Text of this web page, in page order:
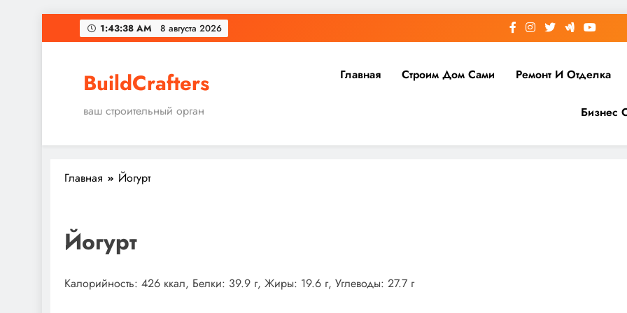
Перейти
к
1:43:39 AM 8 августа 2026
BuildCrafters
ваш строительный орган
Главная Строим Дом Сами Ремонт И Отделка
Бизнес
Главная Йогурт
Йогурт
Калорийность: 426 ккал, Белки: 39.9 г, Жиры: 19.6 г, Углеводы: 27.7 г